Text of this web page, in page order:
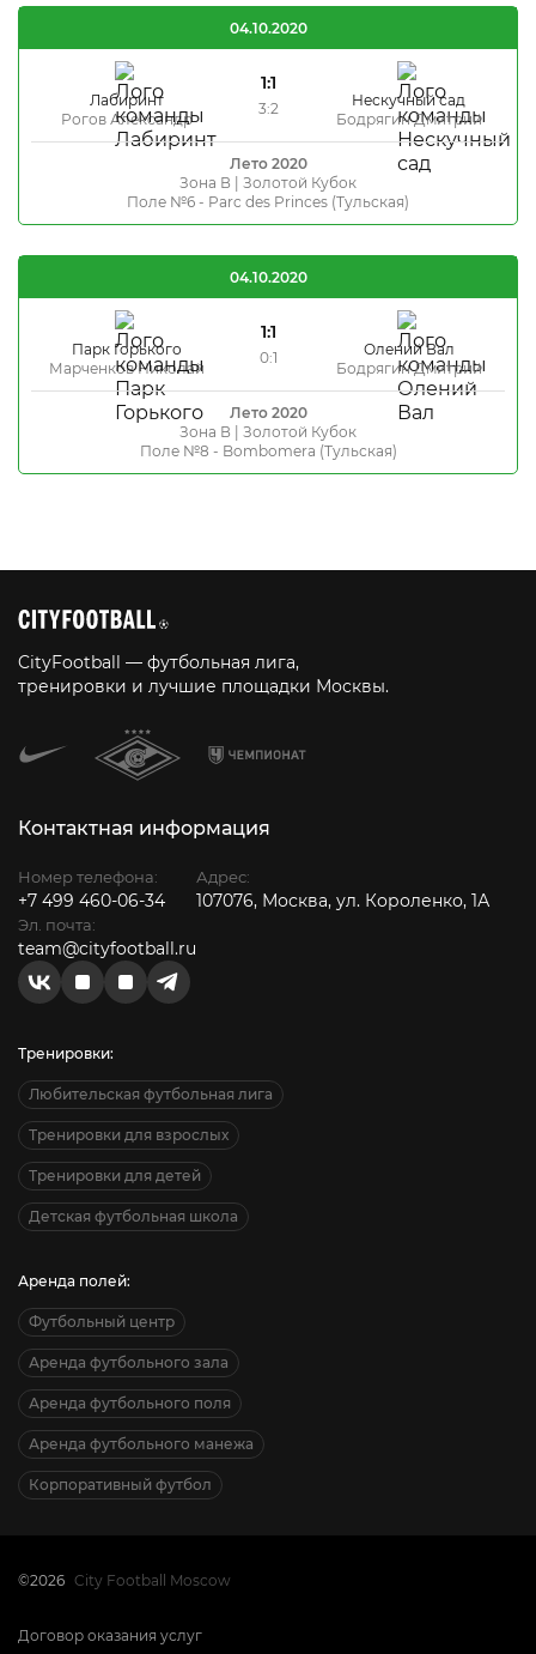
Лабиринт
Рогов Александр
1:1
3:2
Нескучный сад
Бодрягин Дмитрий
04.10.2020
Лето 2020
Зона В | Золотой Кубок
Поле №6 - Parc des Princes (Тульская)
Парк Горького
Марченков Николай
1:1
0:1
Олений Вал
Бодрягин Дмитрий
04.10.2020
Лето 2020
Зона В | Золотой Кубок
Поле №8 - Bombomera (Тульская)
CityFootball — футбольная лига,
тренировки и лучшие площадки Москвы.
Контактная информация
Номер телефона:
+7 499 460-06-34
Эл. почта:
team@cityfootball.ru
Адрес:
107076, Москва, ул. Короленко, 1А
Тренировки:
Любительская футбольная лига
Тренировки для взрослых
Тренировки для детей
Детская футбольная школа
Аренда полей:
Футбольный центр
Аренда футбольного зала
Аренда футбольного поля
Аренда футбольного манежа
Корпоративный футбол
©2026 City Football Moscow
Договор оказания услуг